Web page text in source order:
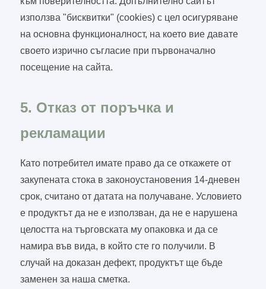
използва "бисквитки" (cookies) с цел осигуряване
на основна функционалност, на което вие давате
своето изрично съгласие при първоначално
посещение на сайта.
5. Отказ от поръчка и
рекламации
Като потребител имате право да се откажете от
закупената стока в законоустановения 14-дневен
срок, считано от датата на получаване. Условието
е продуктът да не е използван, да не е нарушена
целостта на търговската му опаковка и да се
намира във вида, в който сте го получили. В
случай на доказан дефект, продуктът ще бъде
заменен за наша сметка.